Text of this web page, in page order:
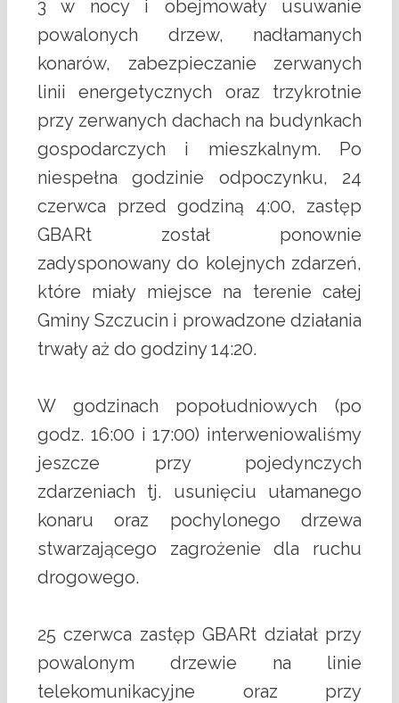
3 w nocy i obejmowały usuwanie
powalonych drzew, nadłamanych
konarów, zabezpieczanie zerwanych
linii energetycznych oraz trzykrotnie
przy zerwanych dachach na budynkach
gospodarczych i mieszkalnym. Po
niespełna godzinie odpoczynku, 24
czerwca przed godziną 4:00, zastęp
GBARt został ponownie
zadysponowany do kolejnych zdarzeń,
które miały miejsce na terenie całej
Gminy Szczucin i prowadzone działania
trwały aż do godziny 14:20.
W godzinach popołudniowych (po
godz. 16:00 i 17:00) interweniowaliśmy
jeszcze przy pojedynczych
zdarzeniach tj. usunięciu ułamanego
konaru oraz pochylonego drzewa
stwarzającego zagrożenie dla ruchu
drogowego.
25 czerwca zastęp GBARt działał przy
powalonym drzewie na linie
telekomunikacyjne oraz przy